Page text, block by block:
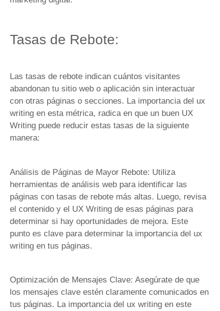
Tasas de Rebote:
Las tasas de rebote indican cuántos visitantes
abandonan tu sitio web o aplicación sin interactuar
con otras páginas o secciones. La importancia del ux
writing en esta métrica, radica en que un buen UX
Writing puede reducir estas tasas de la siguiente
manera:
Análisis de Páginas de Mayor Rebote: Utiliza
herramientas de análisis web para identificar las
páginas con tasas de rebote más altas. Luego, revisa
el contenido y el UX Writing de esas páginas para
determinar si hay oportunidades de mejora. Este
punto es clave para determinar la importancia del ux
writing en tus páginas.
Optimización de Mensajes Clave: Asegúrate de que
los mensajes clave estén claramente comunicados en
tus páginas. La importancia del ux writing en este